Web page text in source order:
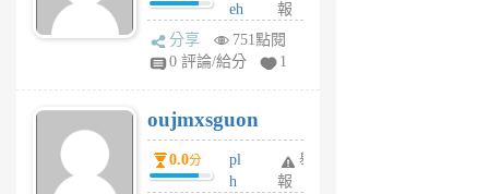
v
A
V
個
月
前
eh
ld
gy
個
月
前
報
分享
751點閱
0 評論/給分
1
oujmxsguon
0.0分
pl
h
舉
報